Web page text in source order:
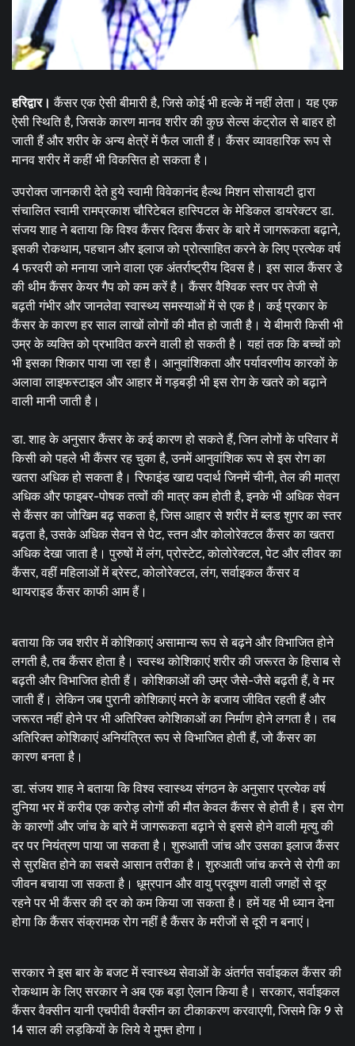
हरिद्वार। कैंसर एक ऐसी बीमारी है, जिसे कोई भी हल्के में नहीं लेता। यह एक
ऐसी स्थिति है, जिसके कारण मानव शरीर की कुछ सेल्स कंट्रोल से बाहर हो
जाती हैं और शरीर के अन्य क्षेत्रें में फैल जाती हैं। कैंसर व्यावहारिक रूप से
मानव शरीर में कहीं भी विकसित हो सकता है।
उपरोक्त जानकारी देते हुये स्वामी विवेकानंद हैल्थ मिशन सोसायटी द्वारा
संचालित स्वामी रामप्रकाश चौरिटेबल हास्पिटल के मेडिकल डायरेक्टर डा.
संजय शाह ने बताया कि विश्व कैंसर दिवस कैंसर के बारे में जागरूकता बढ़ाने,
इसकी रोकथाम, पहचान और इलाज को प्रोत्साहित करने के लिए प्रत्येक वर्ष
4 फरवरी को मनाया जाने वाला एक अंतर्राष्ट्रीय दिवस है। इस साल कैंसर डे
की थीम कैंसर केयर गैप को कम करें है। कैंसर वैश्विक स्तर पर तेजी से
बढ़ती गंभीर और जानलेवा स्वास्थ्य समस्याओं में से एक है। कई प्रकार के
कैंसर के कारण हर साल लाखों लोगों की मौत हो जाती है। ये बीमारी किसी भी
उम्र के व्यक्ति को प्रभावित करने वाली हो सकती है। यहां तक कि बच्चों को
भी इसका शिकार पाया जा रहा है। आनुवांशिकता और पर्यावरणीय कारकों के
अलावा लाइफस्टाइल और आहार में गड़बड़ी भी इस रोग के खतरे को बढ़ाने
वाली मानी जाती है।
डा. शाह के अनुसार कैंसर के कई कारण हो सकते हैं, जिन लोगों के परिवार में
किसी को पहले भी कैंसर रह चुका है, उनमें आनुवांशिक रूप से इस रोग का
खतरा अधिक हो सकता है। रिफाइंड खाद्य पदार्थ जिनमें चीनी, तेल की मात्रा
अधिक और फाइबर-पोषक तत्वों की मात्र कम होती है, इनके भी अधिक सेवन
से कैंसर का जोखिम बढ़ सकता है, जिस आहार से शरीर में ब्लड शुगर का स्तर
बढ़ता है, उसके अधिक सेवन से पेट, स्तन और कोलोरेक्टल कैंसर का खतरा
अधिक देखा जाता है। पुरुषों में लंग, प्रोस्टेट, कोलोरेक्टल, पेट और लीवर का
कैंसर, वहीं महिलाओं में ब्रेस्ट, कोलोरेक्टल, लंग, सर्वाइकल कैंसर व
थायराइड कैंसर काफी आम हैं।
बताया कि जब शरीर में कोशिकाएं असामान्य रूप से बढ़ने और विभाजित होने
लगती है, तब कैंसर होता है। स्वस्थ कोशिकाएं शरीर की जरूरत के हिसाब से
बढ़ती और विभाजित होती हैं। कोशिकाओं की उम्र जैसे-जैसे बढ़ती हैं, वे मर
जाती हैं। लेकिन जब पुरानी कोशिकाएं मरने के बजाय जीवित रहती हैं और
जरूरत नहीं होने पर भी अतिरिक्त कोशिकाओं का निर्माण होने लगता है। तब
अतिरिक्त कोशिकाएं अनियंत्रित रूप से विभाजित होती हैं, जो कैंसर का
कारण बनता है।
डा. संजय शाह ने बताया कि विश्व स्वास्थ्य संगठन के अनुसार प्रत्येक वर्ष
दुनिया भर में करीब एक करोड़ लोगों की मौत केवल कैंसर से होती है। इस रोग
के कारणों और जांच के बारे में जागरूकता बढ़ाने से इससे होने वाली मृत्यु की
दर पर नियंत्रण पाया जा सकता है। शुरुआती जांच और उसका इलाज कैंसर
से सुरक्षित होने का सबसे आसान तरीका है। शुरुआती जांच करने से रोगी का
जीवन बचाया जा सकता है। धूम्रपान और वायु प्रदूषण वाली जगहों से दूर
रहने पर भी कैंसर की दर को कम किया जा सकता है। हमें यह भी ध्यान देना
होगा कि कैंसर संक्रामक रोग नहीं है कैंसर के मरीजों से दूरी न बनाएं।
सरकार ने इस बार के बजट में स्वास्थ्य सेवाओं के अंतर्गत सर्वाइकल कैंसर की
रोकथाम के लिए सरकार ने अब एक बड़ा ऐलान किया है। सरकार, सर्वाइकल
कैंसर वैक्सीन यानी एचपीवी वैक्सीन का टीकाकरण करवाएगी, जिसमे कि 9 से
14 साल की लड़कियों के लिये ये मुफ्त होगा।